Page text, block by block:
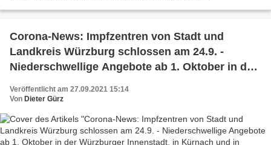
Corona-News: Impfzentren von Stadt und
Landkreis Würzburg schlossen am 24.9. -
Niederschwellige Angebote ab 1. Oktober in der
Giebelstadt
Veröffentlicht am 27.09.2021 15:14
Von Dieter Gürz